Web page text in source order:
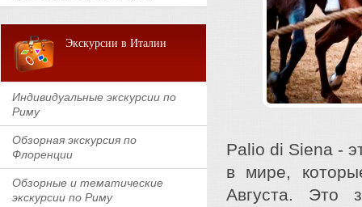
Экскурсии в Италии
Индивидуальные экскурсии по
Риму
Обзорная экскурсия по
Флоренции
Обзорные и тематические
экскурсии по Риму
Palio di Siena -
в мире,
Августа. Это